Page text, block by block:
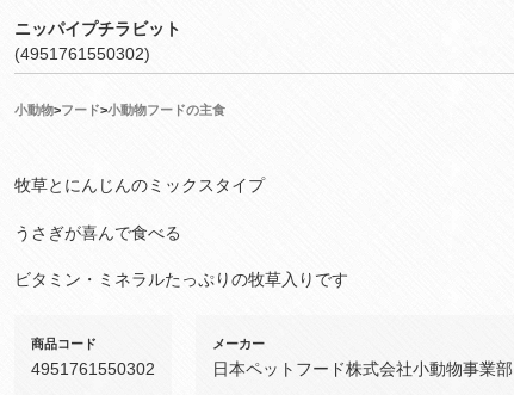
ニッパイプチラビット
(4951761550302)
小動物>フード>小動物フードの主食
牧草とにんじんのミックスタイプ
うさぎが喜んで食べる
ビタミン・ミネラルたっぷりの牧草入りです
商品コード
4951761550302
メーカー
日本ペットフード株式会社小動物事業部